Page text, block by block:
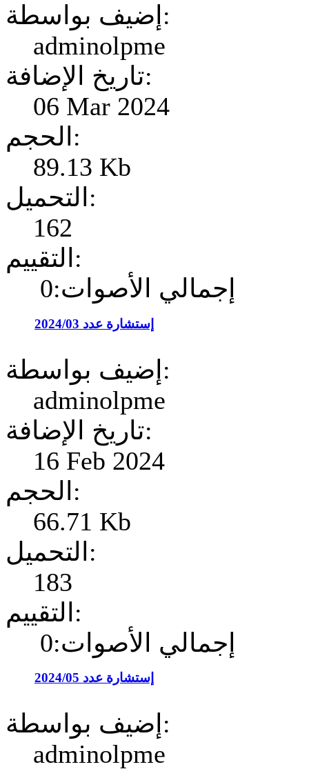
إضيف بواسطة:
adminolpme
تاريخ الإضافة:
06 Mar 2024
الحجم:
89.13 Kb
التحميل:
162
التقييم:
إجمالي الأصوات:0
إستشارة عدد 2024/03
إضيف بواسطة:
adminolpme
تاريخ الإضافة:
16 Feb 2024
الحجم:
66.71 Kb
التحميل:
183
التقييم:
إجمالي الأصوات:0
إستشارة عدد 2024/05
إضيف بواسطة:
adminolpme